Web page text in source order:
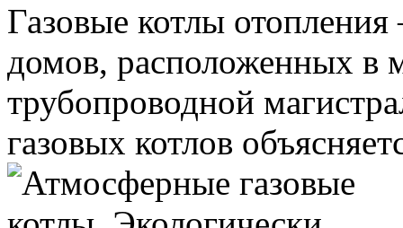
Газовые котлы
домов, расположенных в
трубопроводной
газовых котлов